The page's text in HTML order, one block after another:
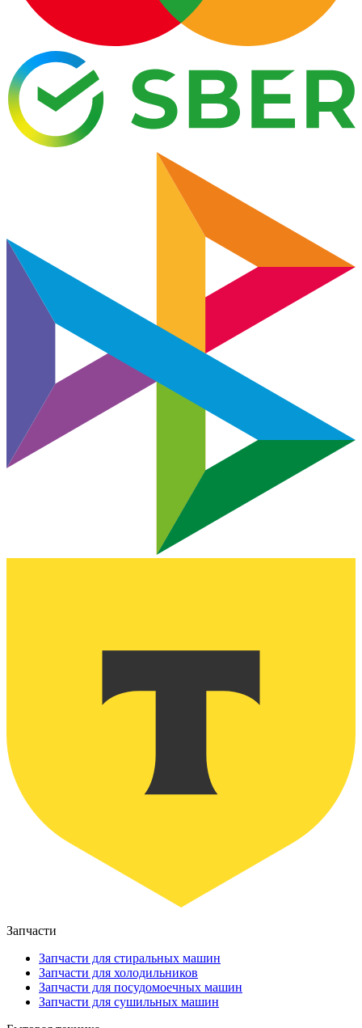
Запчасти
Запчасти для стиральных машин
Запчасти для холодильников
Запчасти для посудомоечных машин
Запчасти для сушильных машин